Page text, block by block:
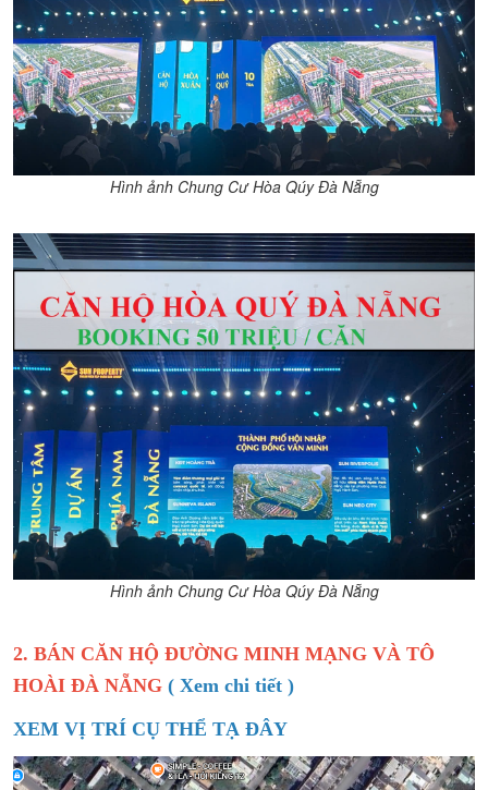
Hình ảnh Chung Cư Hòa Qúy Đà Nẵng
Hình ảnh Chung Cư Hòa Qúy Đà Nẵng
2. BÁN CĂN HỘ ĐƯỜNG MINH MẠNG VÀ TÔ
HOÀI ĐÀ NẴNG ( Xem chi tiết )
XEM VỊ TRÍ CỤ THỂ TẠ ĐÂY